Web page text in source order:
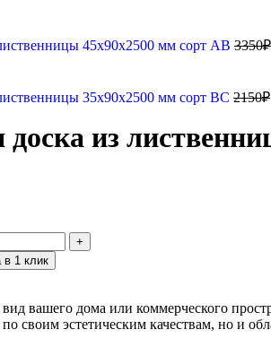
45х90х2500 мм сорт АВ 3350₽
35х90х2500 мм сорт ВС 2150₽
из
в 1 клик
вашего дома или коммерческого
по своим эстетическим качествам, но и